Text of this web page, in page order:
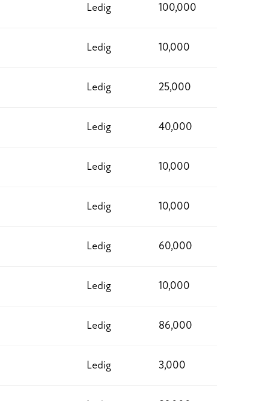
Ledig 100,000
Ledig 10,000
Ledig 25,000
Ledig 40,000
Ledig 10,000
Ledig 10,000
Ledig 60,000
Ledig 10,000
Ledig 86,000
Ledig 3,000